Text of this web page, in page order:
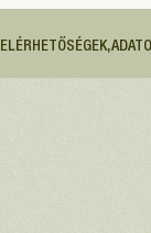
ELÉRHETŐSÉGEK,